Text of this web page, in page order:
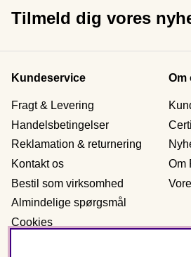
Tilmeld dig vores
Kundeservice
Fragt & Levering
Handelsbetingelser
Reklamation & returnering
Kontakt os
Bestil som virksomhed
Almindelige spørgsmål
Cookies
Om
Om